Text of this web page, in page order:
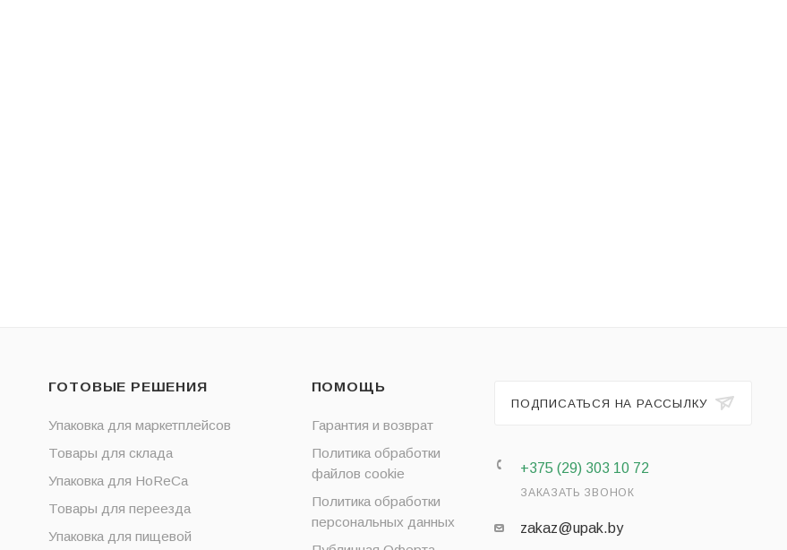
ГОТОВЫЕ РЕШЕНИЯ
Упаковка для маркетплейсов
Товары для склада
Упаковка для HoReCa
Товары для переезда
Упаковка для пищевой
ПОМОЩЬ
Гарантия и возврат
Политика обработки
файлов cookie
Политика обработки
персональных данных
ПОДПИСАТЬСЯ НА РАССЫЛКУ
+375 (29) 303 10 72
ЗАКАЗАТЬ ЗВОНОК
zakaz@upak.by